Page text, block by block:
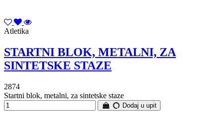
Atletika
STARTNI BLOK, METALNI, ZA
SINTETSKE STAZE
2874
Startni blok, metalni, za sintetske staze
Dodaj u upit